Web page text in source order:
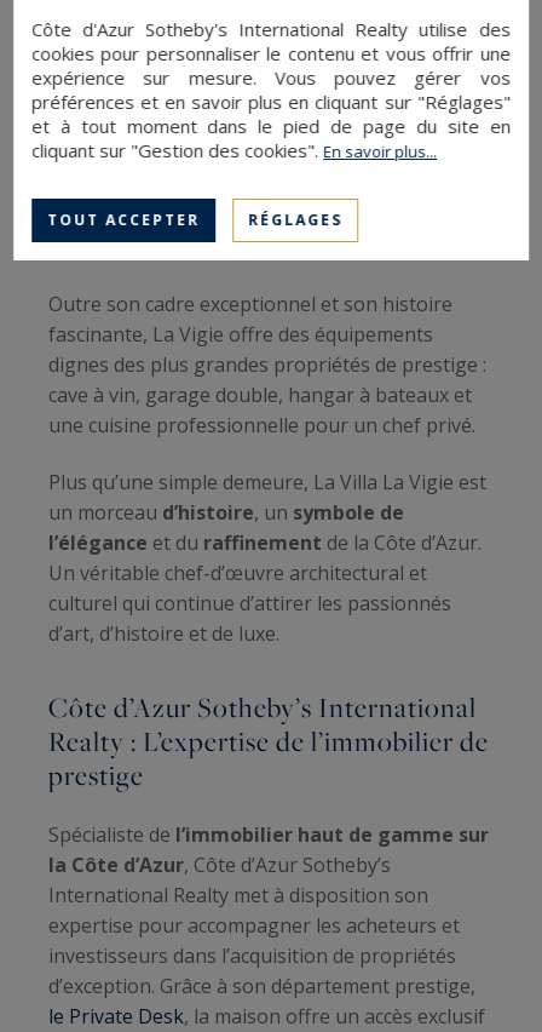
invités
. La suite parentale, perchée au dernier
étage, offre unevue panoramique sur la meret
une salle de bain dotée d’unjacuzzi avec une
vue à couper le souffle. Un studio indépendant
situé au-dessus du garage permet d’accueillir du
personnel ou des invités en toute discrétion.
Un art de vivre luxueux
Outre son cadre exceptionnel et son histoire
fascinante, La Vigie offre des équipements
dignes des plus grandes propriétés de prestige :
cave à vin, garage double, hangar à bateaux et
une cuisine professionnelle pour un chef privé.
Plus qu’une simple demeure, La Villa La Vigie est
un morceau d’histoire, un symbole de
l’élégance et du raffinement de la Côte d’Azur.
Un véritable chef-d’œuvre architectural et
culturel qui continue d’attirer les passionnés
d’art, d’histoire et de luxe.
Côte d’Azur Sotheby’s International
Realty : L’expertise de l’immobilier de
prestige
Spécialiste de l’immobilier haut de gamme sur
la Côte d’Azur, Côte d’Azur Sotheby’s
International Realty met à disposition son
expertise pour accompagner les acheteurs et
investisseurs dans l’acquisition de propriétés
d’exception. Grâce à son département prestige,
le Private Desk, la maison offre un accès exclusif
Côte d'Azur Sotheby's International Realty utilise des
cookies pour personnaliser le contenu et vous offrir une
expérience sur mesure. Vous pouvez gérer vos
préférences et en savoir plus en cliquant sur "Réglages"
et à tout moment dans le pied de page du site en
cliquant sur "Gestion des cookies".En savoir plus...
TOUT ACCEPTER RÉGLAGES